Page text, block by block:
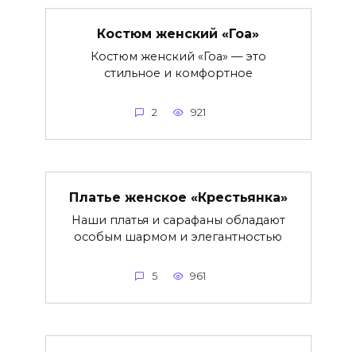
Костюм женский «Гоа»
Костюм женский «Гоа» — это
стильное и комфортное
2 921
Платье женское «Крестьянка»
Наши платья и сарафаны обладают
особым шармом и элегантностью
5 961